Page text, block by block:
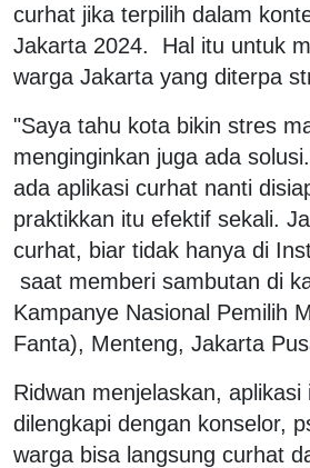
curhat jika terpilih dalam
Jakarta 2024. Hal itu untuk
warga Jakarta yang diterpa
"Saya tahu kota bikin stres
menginginkan juga ada
ada aplikasi curhat nanti
praktikkan itu efektif sekali.
curhat, biar tidak hanya di
saat memberi sambutan di
Kampanye Nasional Pemilih
Fanta), Menteng, Jakarta
Ridwan menjelaskan, aplikasi
dilengkapi dengan konselor,
warga bisa langsung curhat